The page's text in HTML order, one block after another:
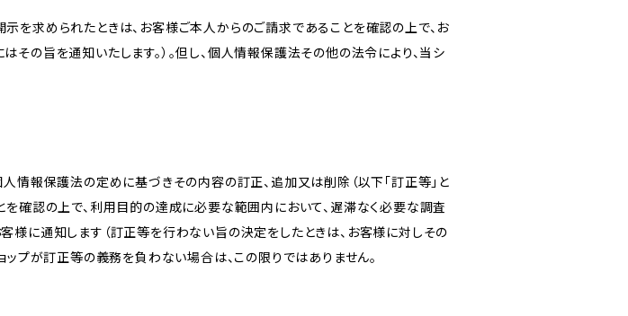
を求められたときは、お客様ご本人からのご請求であることを確認の上で、お
の旨を通知いたします。）。但し、個人情報保護法その他の法令により、当シ
情報保護法の定めに基づきその内容の訂正、追加又は削除（以下「訂正等」と
を確認の上で、利用目的の達成に必要な範囲内において、遅滞なく必要な調査
様に通知します（訂正等を行わない旨の決定をしたときは、お客様に対しその
ップが訂正等の義務を負わない場合は、この限りではありません。